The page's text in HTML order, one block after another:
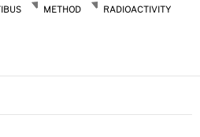
METHOD
RADIOACTIVITY